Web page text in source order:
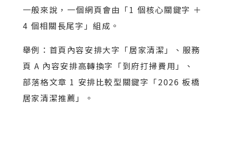
一般來說，一個網頁會由「1 個核心關鍵字 ＋
4 個相關長尾字」組成。
舉例：首頁內容安排大字「居家清潔」、服務
頁 A 內容安排高轉換字「到府打掃費用」、
部落格文章 1 安排比較型關鍵字「2026 板橋
居家清潔推薦」。